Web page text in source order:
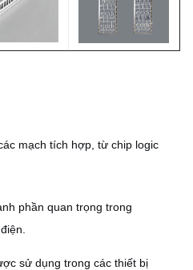
mạch tích hợp, từ chip logic
phần quan trọng trong
sử dụng trong các thiết bị